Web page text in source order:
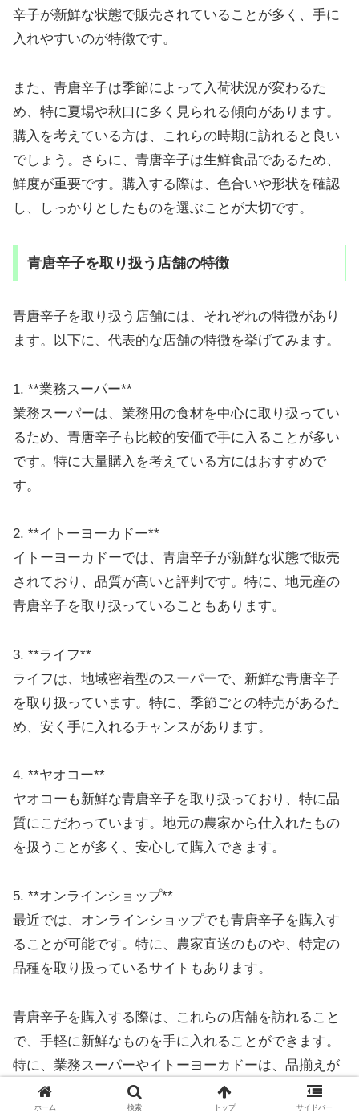
辛子が新鮮な状態で販売されていることが多く、手に
入れやすいのが特徴です。
また、青唐辛子は季節によって入荷状況が変わるた
め、特に夏場や秋口に多く見られる傾向があります。
購入を考えている方は、これらの時期に訪れると良い
でしょう。さらに、青唐辛子は生鮮食品であるため、
鮮度が重要です。購入する際は、色合いや形状を確認
し、しっかりとしたものを選ぶことが大切です。
青唐辛子を取り扱う店舗の特徴
青唐辛子を取り扱う店舗には、それぞれの特徴があり
ます。以下に、代表的な店舗の特徴を挙げてみます。
1. **業務スーパー**
業務スーパーは、業務用の食材を中心に取り扱ってい
るため、青唐辛子も比較的安価で手に入ることが多い
です。特に大量購入を考えている方にはおすすめで
す。
2. **イトーヨーカドー**
イトーヨーカドーでは、青唐辛子が新鮮な状態で販売
されており、品質が高いと評判です。特に、地元産の
青唐辛子を取り扱っていることもあります。
3. **ライフ**
ライフは、地域密着型のスーパーで、新鮮な青唐辛子
を取り扱っています。特に、季節ごとの特売があるた
め、安く手に入れるチャンスがあります。
4. **ヤオコー**
ヤオコーも新鮮な青唐辛子を取り扱っており、特に品
質にこだわっています。地元の農家から仕入れたもの
を扱うことが多く、安心して購入できます。
5. **オンラインショップ**
最近では、オンラインショップでも青唐辛子を購入す
ることが可能です。特に、農家直送のものや、特定の
品種を取り扱っているサイトもあります。
青唐辛子を購入する際は、これらの店舗を訪れること
で、手軽に新鮮なものを手に入れることができます。
特に、業務スーパーやイトーヨーカドーは、品揃えが
豊富で、価格も手頃なため、利用しやすいでしょう。
また、オンラインショップを利用することで、手間を
ホーム 検索 トップ サイドバー